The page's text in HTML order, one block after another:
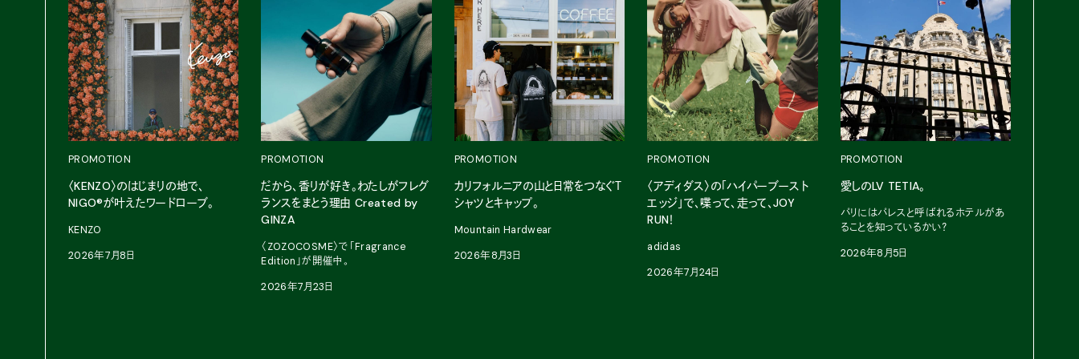
PROMOTION
〈KENZO〉のはじまりの地で、
NIGO®が叶えたワードローブ。
KENZO
2026年7月8日
PROMOTION
だから、香りが好き。わたしがフレグ
ランスをまとう理由 Created by
GINZA
〈ZOZOCOSME〉で「Fragrance
Edition」が開催中。
2026年7月23日
PROMOTION
カリフォルニアの山と日常をつなぐＴ
シャツとキャップ。
Mountain Hardwear
2026年8月3日
PROMOTION
〈アディダス〉の「ハイパーブースト
エッジ」で、喋って、走って、JOY
RUN！
adidas
2026年7月24日
PROMOTION
愛しのLV TETIA。
パリにはパレスと呼ばれるホテルがあ
ることを知っているかい？
2026年8月5日